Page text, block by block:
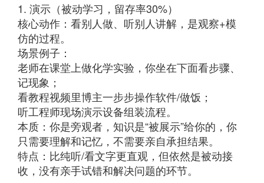
1. 演示（被动学习，留存率30%）
核心动作：看别人做、听别人讲解，是观察+模
仿的过程。
场景例子：
老师在课堂上做化学实验，你坐在下面看步骤、
记现象；
看教程视频里博主一步步操作软件/做饭；
听工程师现场演示设备组装流程。
本质：你是旁观者，知识是“被展示”给你的，你
只需要理解和记忆，不需要亲自承担结果。
特点：比纯听/看文字更直观，但依然是被动接
收，没有亲手试错和解决问题的环节。